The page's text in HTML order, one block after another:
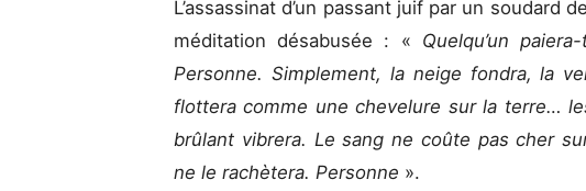
L’assassinat d’un passant juif par un soudard
méditation désabusée : « Quelqu’un
Personne. Simplement, la neige fondra, la
flottera comme une chevelure sur la terre…
brûlant vibrera. Le sang ne coûte pas cher
ne le rachètera. Personne ».